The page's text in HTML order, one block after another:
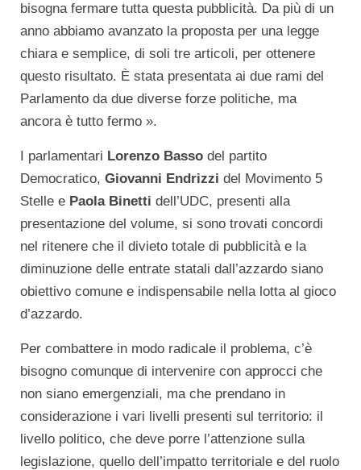
bisogna fermare tutta questa pubblicità. Da più di un
anno abbiamo avanzato la proposta per una legge
chiara e semplice, di soli tre articoli, per ottenere
questo risultato. È stata presentata ai due rami del
Parlamento da due diverse forze politiche, ma
ancora è tutto fermo ».
I parlamentari Lorenzo Basso del partito
Democratico, Giovanni Endrizzi del Movimento 5
Stelle e Paola Binetti dell’UDC, presenti alla
presentazione del volume, si sono trovati concordi
nel ritenere che il divieto totale di pubblicità e la
diminuzione delle entrate statali dall’azzardo siano
obiettivo comune e indispensabile nella lotta al gioco
d’azzardo.
Per combattere in modo radicale il problema, c’è
bisogno comunque di intervenire con approcci che
non siano emergenziali, ma che prendano in
considerazione i vari livelli presenti sul territorio: il
livello politico, che deve porre l’attenzione sulla
legislazione, quello dell’impatto territoriale e del ruolo